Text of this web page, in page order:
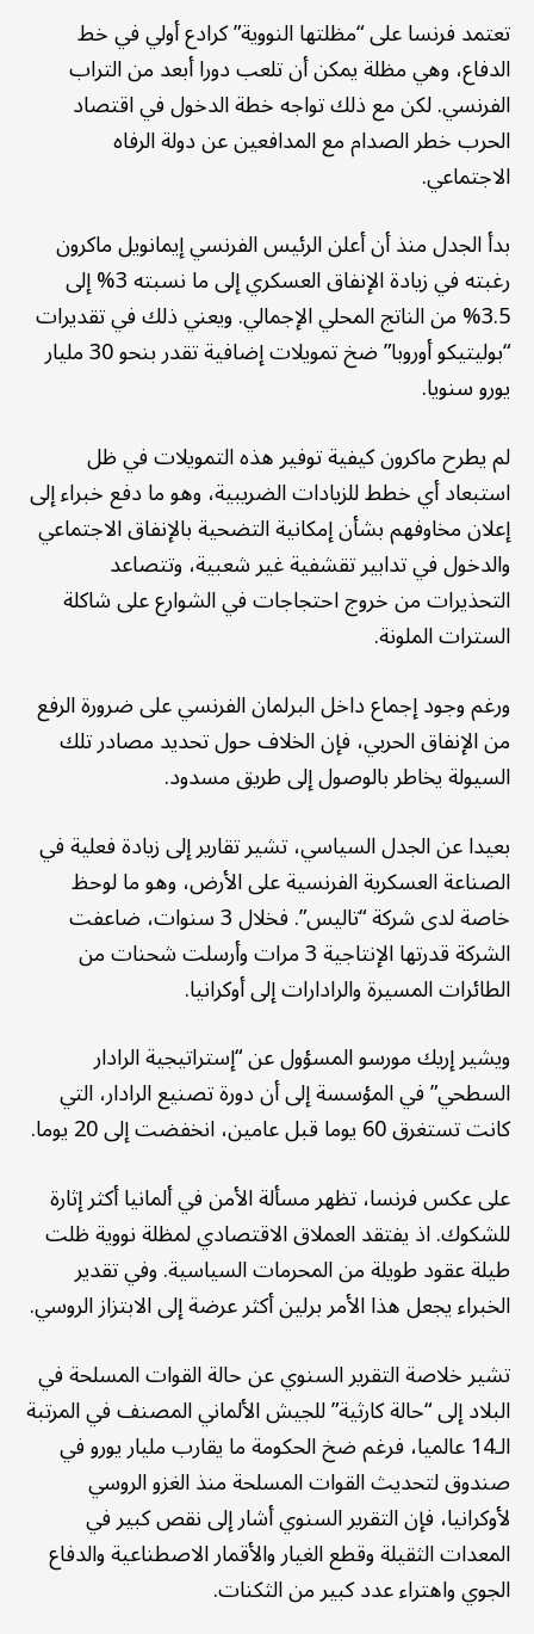
تعتمد فرنسا على “مظلتها النووية” كرادع أولي في خط
الدفاع، وهي مظلة يمكن أن تلعب دورا أبعد من التراب
الفرنسي. لكن مع ذلك تواجه خطة الدخول في اقتصاد
الحرب خطر الصدام مع المدافعين عن دولة الرفاه
الاجتماعي.
بدأ الجدل منذ أن أعلن الرئيس الفرنسي إيمانويل ماكرون
رغبته في زيادة الإنفاق العسكري إلى ما نسبته 3% إلى
3.5% من الناتج المحلي الإجمالي. ويعني ذلك في تقديرات
“بوليتيكو أوروبا” ضخ تمويلات إضافية تقدر بنحو 30 مليار
يورو سنويا.
لم يطرح ماكرون كيفية توفير هذه التمويلات في ظل
استبعاد أي خطط للزيادات الضريبية، وهو ما دفع خبراء إلى
إعلان مخاوفهم بشأن إمكانية التضحية بالإنفاق الاجتماعي
والدخول في تدابير تقشفية غير شعبية، وتتصاعد
التحذيرات من خروج احتجاجات في الشوارع على شاكلة
السترات الملونة.
ورغم وجود إجماع داخل البرلمان الفرنسي على ضرورة الرفع
من الإنفاق الحربي، فإن الخلاف حول تحديد مصادر تلك
السيولة يخاطر بالوصول إلى طريق مسدود.
بعيدا عن الجدل السياسي، تشير تقارير إلى زيادة فعلية في
الصناعة العسكرية الفرنسية على الأرض، وهو ما لوحظ
خاصة لدى شركة “تاليس”. فخلال 3 سنوات، ضاعفت
الشركة قدرتها الإنتاجية 3 مرات وأرسلت شحنات من
الطائرات المسيرة والرادارات إلى أوكرانيا.
ويشير إريك مورسو المسؤول عن “إستراتيجية الرادار
السطحي” في المؤسسة إلى أن دورة تصنيع الرادار، التي
كانت تستغرق 60 يوما قبل عامين، انخفضت إلى 20 يوما.
على عكس فرنسا، تظهر مسألة الأمن في ألمانيا أكثر إثارة
للشكوك. اذ يفتقد العملاق الاقتصادي لمظلة نووية ظلت
طيلة عقود طويلة من المحرمات السياسية. وفي تقدير
الخبراء يجعل هذا الأمر برلين أكثر عرضة إلى الابتزاز الروسي.
تشير خلاصة التقرير السنوي عن حالة القوات المسلحة في
البلاد إلى “حالة كارثية” للجيش الألماني المصنف في المرتبة
الـ14 عالميا، فرغم ضخ الحكومة ما يقارب مليار يورو في
صندوق لتحديث القوات المسلحة منذ الغزو الروسي
لأوكرانيا، فإن التقرير السنوي أشار إلى نقص كبير في
المعدات الثقيلة وقطع الغيار والأقمار الاصطناعية والدفاع
الجوي واهتراء عدد كبير من الثكنات.